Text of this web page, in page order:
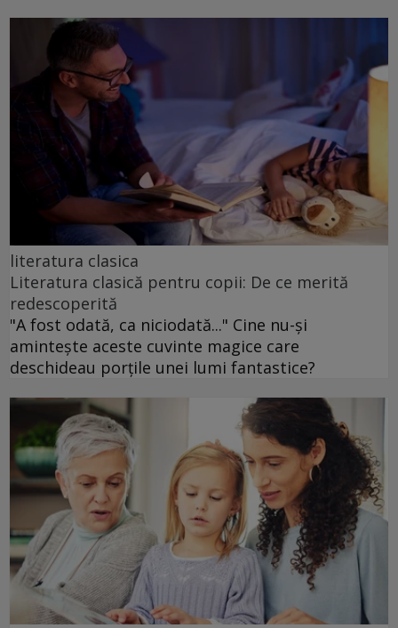
literatura clasica
Literatura clasică pentru copii: De ce merită
redescoperită
"A fost odată, ca niciodată..." Cine nu-și
amintește aceste cuvinte magice care
deschideau porțile unei lumi fantastice?